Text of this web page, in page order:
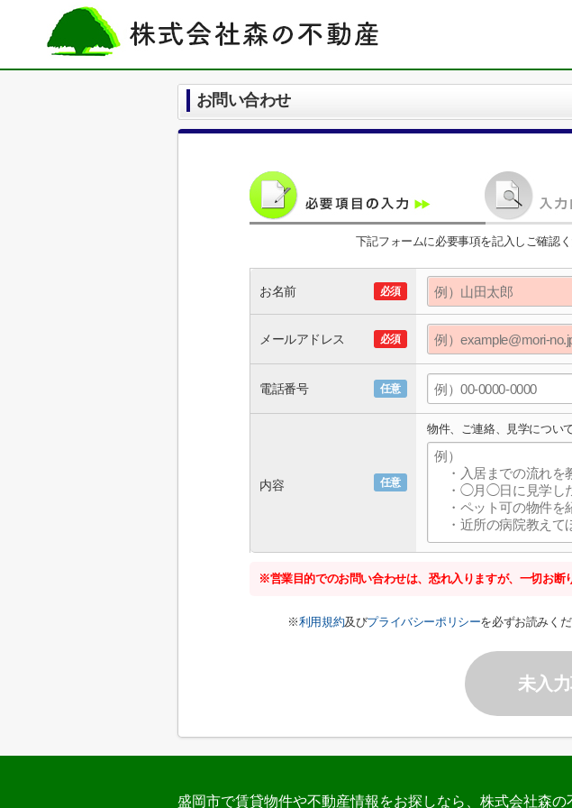
お問い合わせ
下記フォームに必要事項を記入しご確認
お名前 必須
メールアドレス 必須
電話番号 任意
内容 任意
物件、ご連絡、見学につい
※営業目的でのお問い合わせは、恐れ入りますが、一切お断
※利用規約及びプライバシーポリシーを必ずお読みく
未入
盛岡市で賃貸物件や不動産情報をお探しなら、株式会社森の